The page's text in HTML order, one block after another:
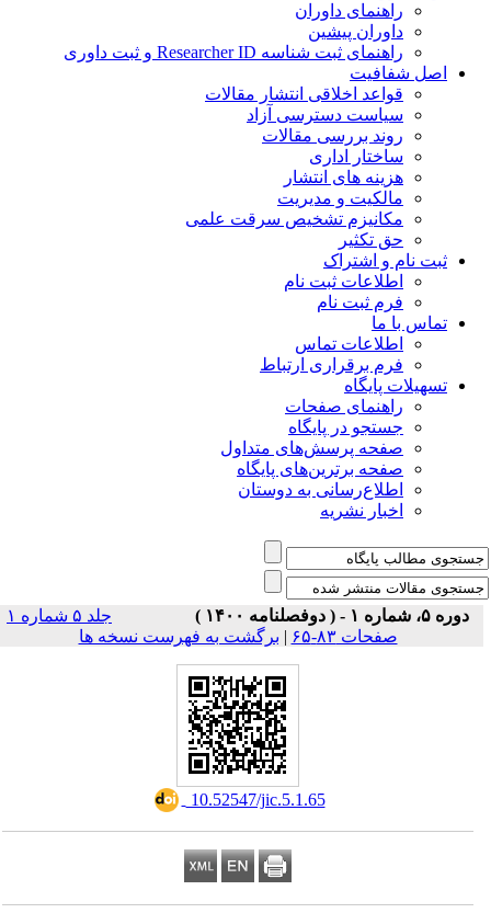
راهنمای داوران
داوران پیشین
راهنمای ثبت شناسه Researcher ID و ثبت داوری
شفافیت
قواعد اخلاقی انتشار مقالات
سیاست دسترسی آزاد
روند بررسی مقالات
ساختار اداری
هزینه های انتشار
مالکیت و مدیریت
ﻣﮑﺎﻧﯿﺰم ﺗﺸﺨﯿﺺ ﺳﺮﻗﺖ ﻋﻠﻤﯽ
حق تکثیر
نام و اشتراک
اطلاعات ثبت نام
فرم ثبت نام
با ما
اطلاعات تماس
فرم برقراری ارتباط
پایگاه
راهنمای صفحات
جستجو در پایگاه
صفحه پرسش‌های متداول
صفحه برترین‌های پایگاه
اطلاع‌رسانی به دوستان
اخبار نشریه
جلد ۵ شماره ۱
|برگشت به فهرست نسخه ها
‎ 10.52547/jic.5.1.65